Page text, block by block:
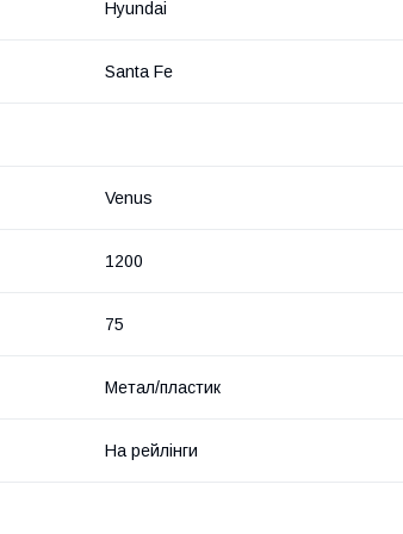
Hyundai
Santa Fe
Venus
1200
75
Метал/пластик
На рейлінги